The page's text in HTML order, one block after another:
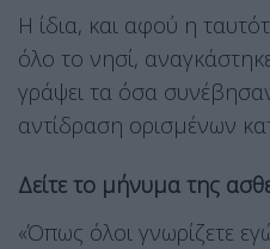
Η ίδια, και αφού η
όλο το νησί,
γράψει τα όσα
αντίδραση ορισμένων
Δείτε το μήνυμα της
«Όπως όλοι γνωρίζετε